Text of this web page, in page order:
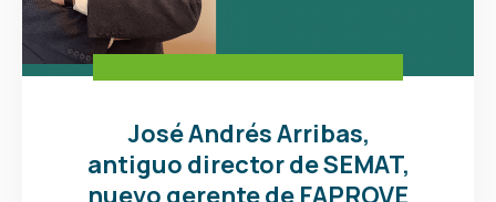
José Andrés Arribas,
antiguo director de SEMAT,
nuevo gerente de FAPROVE